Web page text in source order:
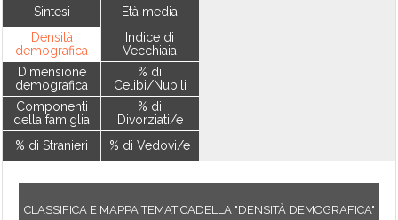
Sintesi
Densità
demografica
Dimensione
demografica
Componenti
della famiglia
% di Stranieri
Età media
Indice di
Vecchiaia
% di
Celibi/Nubili
% di
Divorziati/e
% di Vedovi/e
CLASSIFICA E MAPPA TEMATICADELLA "DENSITÀ DEMOGRAFICA"